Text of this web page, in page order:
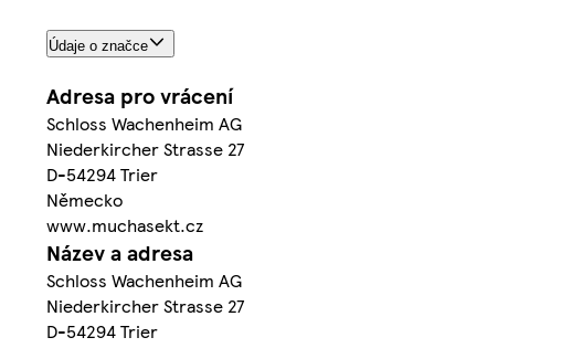
Údaje o značce
Adresa pro vrácení
Schloss Wachenheim AG
Niederkircher Strasse 27
D-54294 Trier
Německo
www.muchasekt.cz
Název a adresa
Schloss Wachenheim AG
Niederkircher Strasse 27
D-54294 Trier